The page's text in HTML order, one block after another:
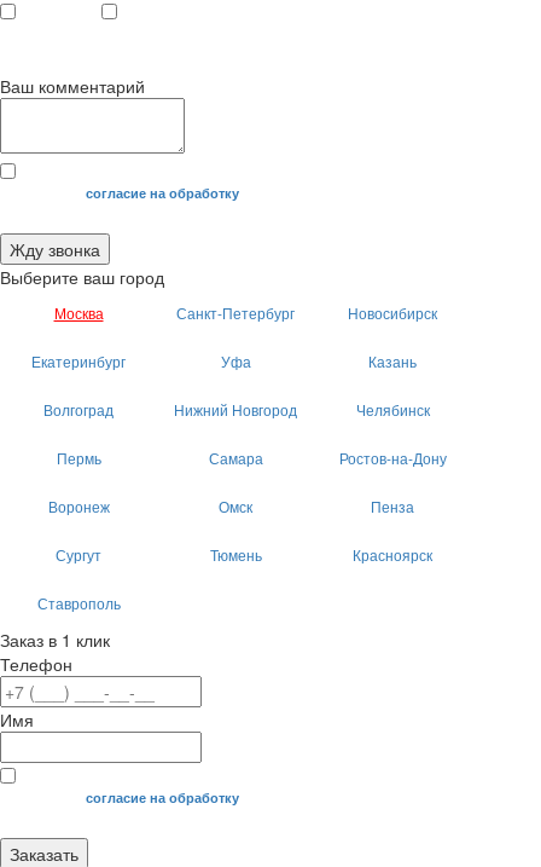
Ваш комментарий
Я даю своесогласие на обработку
Жду звонка
Выберите ваш город
Москва Санкт-Петербург Новосибирск
Екатеринбург Уфа Казань
Волгоград Нижний Новгород Челябинск
Пермь Самара Ростов-на-Дону
Воронеж Омск Пенза
Сургут Тюмень Красноярск
Ставрополь
Заказ в 1 клик
Телефон
Имя
Я даю своесогласие на обработку
Заказать